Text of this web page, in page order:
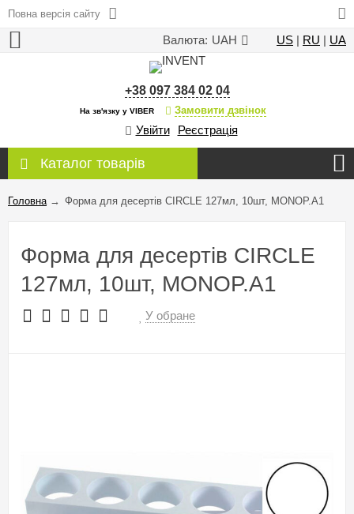
Повна версія сайту
Валюта: UAH US | RU | UA
+38 097 384 02 04
На зв'язку у VIBER Замовити дзвінок
Увійти Реєстрація
Каталог товарів
Головна → Форма для десертів CIRCLE 127мл, 10шт, MONOP.A1
Форма для десертів CIRCLE
127мл, 10шт, MONOP.A1
У обране